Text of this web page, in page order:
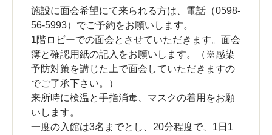
施設に面会希望にて来られる方は、電話（0598-
56-5993）でご予約をお願いします。
1階ロビーでの面会とさせていただきます。面会
簿と確認用紙の記入をお願いします。（※感染
予防対策を講じた上で面会していただきますの
でご了承下さい。）
来所時に検温と手指消毒、マスクの着用をお願
いします。
一度の入館は3名までとし、20分程度で、1日1